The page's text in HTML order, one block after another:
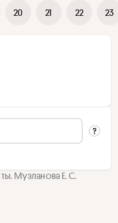
20 21 22 23
Музланова Е. С.